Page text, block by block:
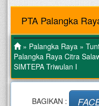
PTA Palangka
» Palangka Raya »
Palangka Raya Citra
SIMTEPA Triwulan I
BAGIKAN :